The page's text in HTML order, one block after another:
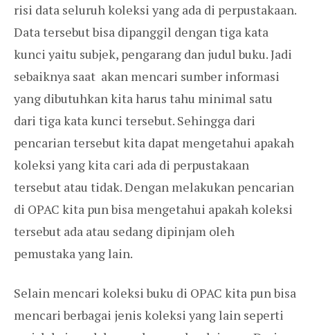
risi data seluruh koleksi yang ada di perpustakaan.
Data tersebut bisa dipanggil dengan tiga kata
kunci yaitu subjek, pengarang dan judul buku. Jadi
sebaiknya saat akan mencari sumber informasi
yang dibutuhkan kita harus tahu minimal satu
dari tiga kata kunci tersebut. Sehingga dari
pencarian tersebut kita dapat mengetahui apakah
koleksi yang kita cari ada di perpustakaan
tersebut atau tidak. Dengan melakukan pencarian
di OPAC kita pun bisa mengetahui apakah koleksi
tersebut ada atau sedang dipinjam oleh
pemustaka yang lain.
Selain mencari koleksi buku di OPAC kita pun bisa
mencari berbagai jenis koleksi yang lain seperti